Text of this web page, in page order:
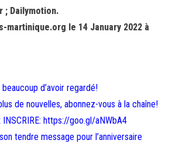
; Dailymotion.
martinique.org le 14 January 2022 à
d’avoir regardé!
de nouvelles, abonnez-vous à la chaîne!
INSCRIRE: https://goo.gl/aNWbA4
tendre message pour l’anniversaire